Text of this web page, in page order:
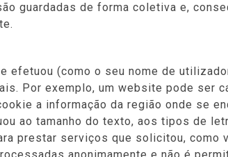
guardadas de forma coletiva e,
(como o seu nome de
Por exemplo, um website pode ser
a informação da região onde se
ao tamanho do texto, aos tipos de
prestar serviços que solicitou, como